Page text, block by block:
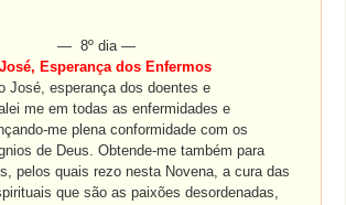
— 8º dia —
Esperança dos Enfermos
José, esperança dos doentes e
me em todas as enfermidades e
me plena conformidade com os
de Deus. Obtende-me também para
pelos quais rezo nesta Novena, a cura das
que são as paixões desordenadas,